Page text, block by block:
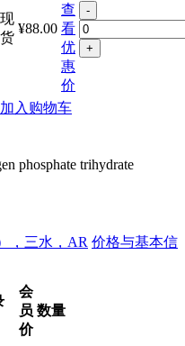
现
货
¥88.00
查
看
优
惠
价
-
+
加入购物车
phosphate trihydrate
，三水，AR 价格与基本信
会
员
价
数量